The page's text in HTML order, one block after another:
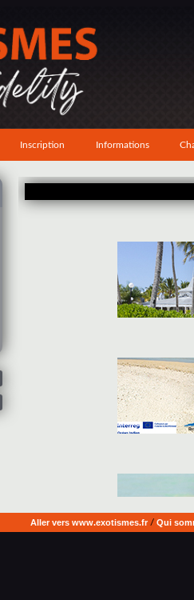
Inscription Informations
Aller vers www.exotismes.fr/ Qui